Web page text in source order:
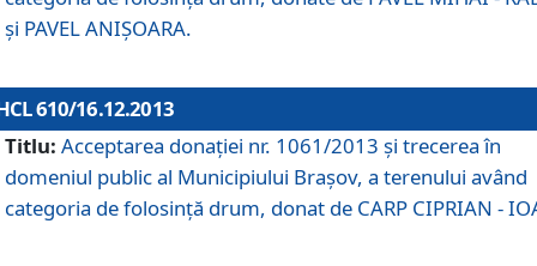
şi PAVEL ANIŞOARA.
610/16.12.2013
Titlu: Acceptarea donaţiei nr. 1061/2013 şi trecerea în
domeniul public al Municipiului Braşov, a terenului având
categoria de folosinţă drum, donat de CARP CIPRIAN -